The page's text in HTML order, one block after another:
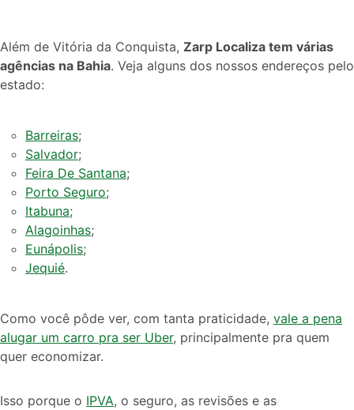
Além de Vitória da Conquista, Zarp Localiza tem várias
agências na Bahia. Veja alguns dos nossos endereços pelo
estado:
Barreiras;
Salvador;
Feira De Santana;
Porto Seguro;
Itabuna;
Alagoinhas;
Eunápolis;
Jequié.
Como você pôde ver, com tanta praticidade, vale a pena
alugar um carro pra ser Uber, principalmente pra quem
quer economizar.
Isso porque o IPVA, o seguro, as revisões e as